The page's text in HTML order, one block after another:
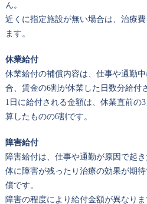
ん。
近くに指定施設が無い場合は、治療
ます。
休業給付
休業給付の補償内容は、仕事や通勤
合、賃金の6割が休業した日数分給付
1日に給付される金額は、休業直前の
算したものの6割です。
障害給付
障害給付は、仕事や通勤が原因で起
体に障害が残ったり治療の効果が期
償です。
障害の程度により給付金額が異なりま